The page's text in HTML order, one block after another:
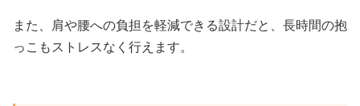
また、肩や腰への負担を軽減できる設計だと、長時間の抱
っこもストレスなく行えます。